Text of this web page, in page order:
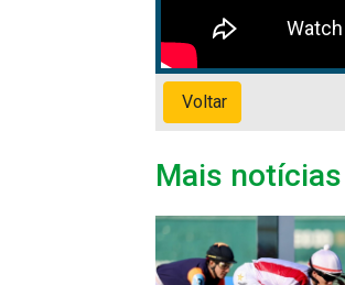
Voltar
Mais notícias